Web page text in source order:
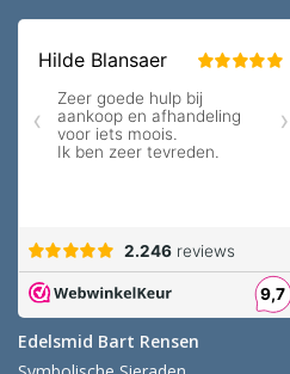
Edelsmid Bart Rensen